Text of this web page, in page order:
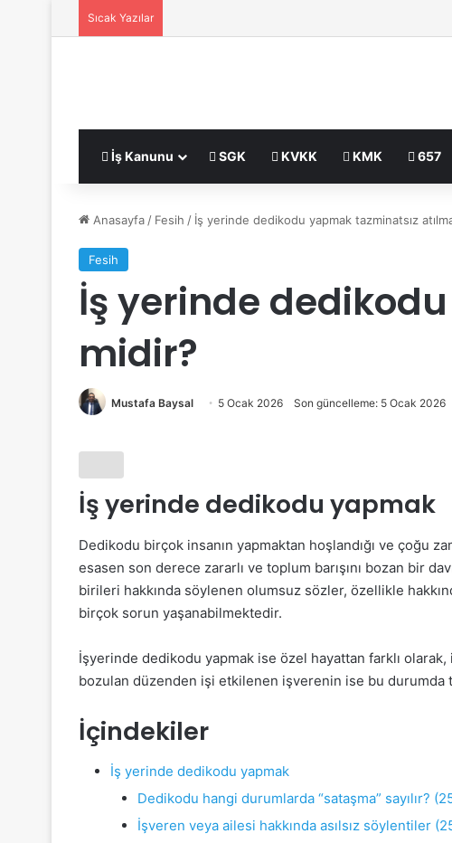
Sıcak Yazılar
İş Kanunu SGK KVKK KMK 657
Anasayfa / Fesih / İş yerinde dedikodu yapmak tazminatsız
Fesih
İş yerinde
midir?
Mustafa Baysal 5 Ocak 2026 Son güncelleme: 5 Ocak 2026
İş yerinde dedikodu yapmak
Dedikodu birçok insanın yapmaktan hoşlandığı ve çoğu
esasen son derece zararlı ve toplum barışını bozan bir
birileri hakkında söylenen olumsuz sözler, özellikle
birçok sorun yaşanabilmektedir.
İşyerinde dedikodu yapmak ise özel hayattan farklı
bozulan düzenden işi etkilenen işverenin ise bu durumda
İçindekiler
İş yerinde dedikodu yapmak
Dedikodu hangi durumlarda “sataşma” sayılır?
İşveren veya ailesi hakkında asılsız söylentiler